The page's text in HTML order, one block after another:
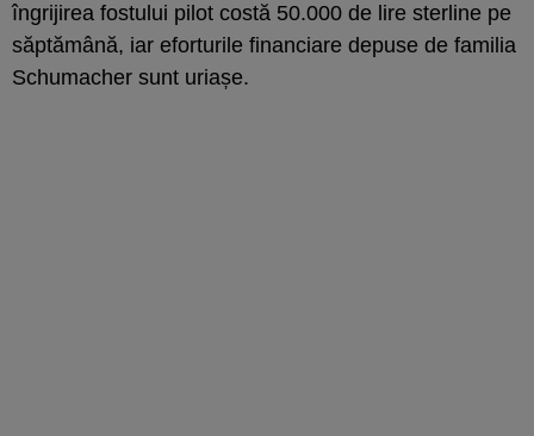
îngrijirea fostului pilot costă 50.000 de lire sterline pe
săptămână, iar eforturile financiare depuse de familia
Schumacher sunt uriașe.